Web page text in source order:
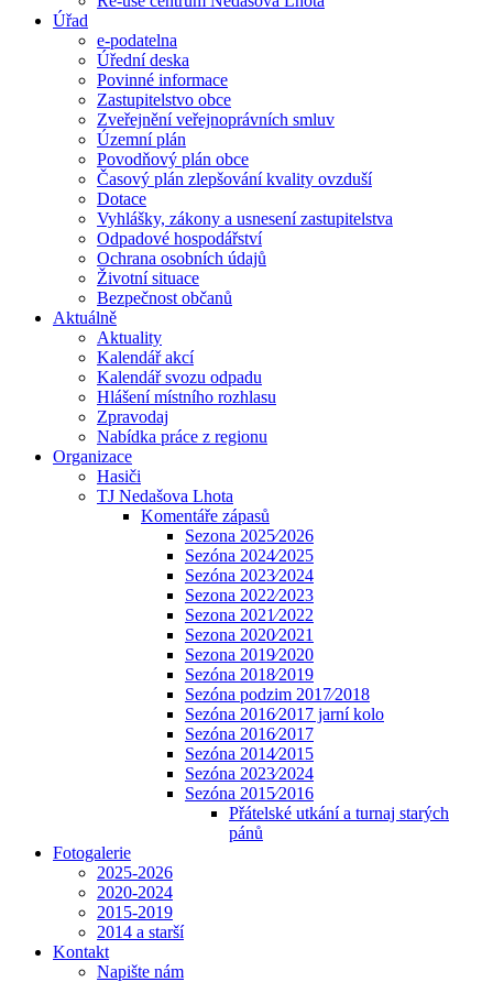
Úřad
e-podatelna
Úřední deska
Povinné informace
Zastupitelstvo obce
Zveřejnění veřejnoprávních smluv
Územní plán
Povodňový plán obce
Časový plán zlepšování kvality ovzduší
Dotace
Vyhlášky, zákony a usnesení zastupitelstva
Odpadové hospodářství
Ochrana osobních údajů
Životní situace
Bezpečnost občanů
Aktuálně
Aktuality
Kalendář akcí
Kalendář svozu odpadu
Hlášení místního rozhlasu
Zpravodaj
Nabídka práce z regionu
Organizace
Hasiči
TJ Nedašova Lhota
Komentáře zápasů
Sezona 2025⁄2026
Sezóna 2024⁄2025
Sezóna 2023⁄2024
Sezona 2022⁄2023
Sezona 2021⁄2022
Sezona 2020⁄2021
Sezona 2019⁄2020
Sezóna 2018⁄2019
Sezóna podzim 2017⁄2018
Sezóna 2016⁄2017 jarní kolo
Sezóna 2016⁄2017
Sezóna 2014⁄2015
Sezóna 2023⁄2024
Sezóna 2015⁄2016
Přátelské utkání a turnaj starých
pánů
Fotogalerie
2025-2026
2020-2024
2015-2019
2014 a starší
Kontakt
Napište nám